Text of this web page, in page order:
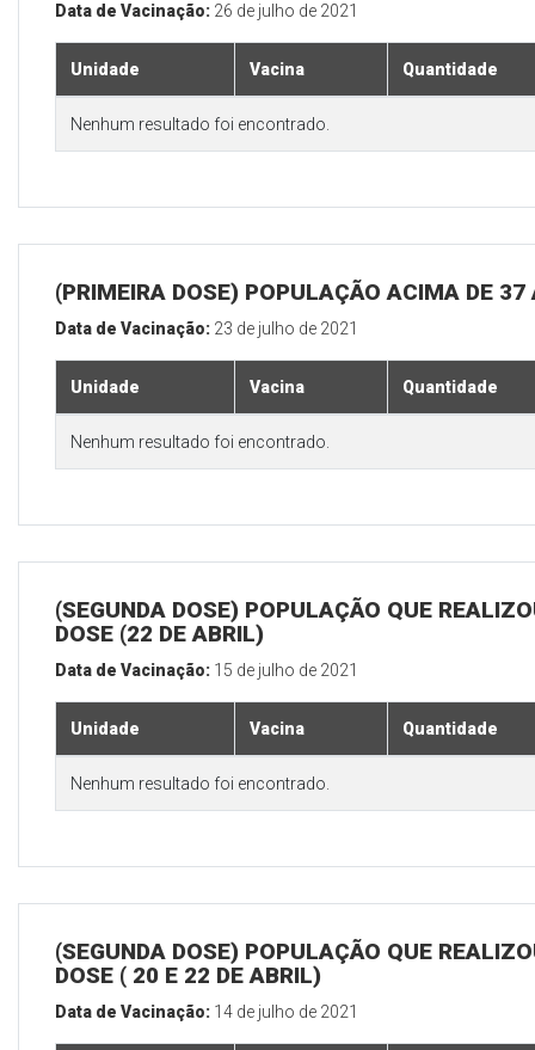
Data de Vacinação: 26 de julho de 2021
Unidade Vacina Quantidade
Nenhum resultado foi encontrado.
(PRIMEIRA DOSE) POPULAÇÃO ACIMA DE 37
Data de Vacinação: 23 de julho de 2021
Unidade Vacina Quantidade
Nenhum resultado foi encontrado.
(SEGUNDA DOSE) POPULAÇÃO QUE
DOSE (22 DE ABRIL)
Data de Vacinação: 15 de julho de 2021
Unidade Vacina Quantidade
Nenhum resultado foi encontrado.
(SEGUNDA DOSE) POPULAÇÃO QUE
DOSE ( 20 E 22 DE ABRIL)
Data de Vacinação: 14 de julho de 2021